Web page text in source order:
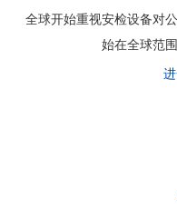
全球开始重视安检设备对
始在全球范